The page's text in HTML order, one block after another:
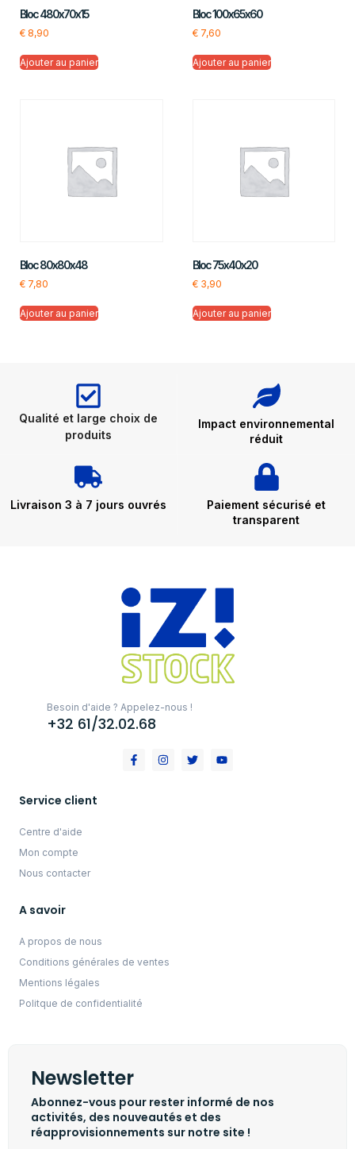
Bloc 480x70x15
€ 8,90
Ajouter au panier
Bloc 100x65x60
€7,60
Ajouter au panier
Bloc 80x80x48
€ 7,80
Ajouter au panier
Bloc 75x40x20
€3,90
Ajouter au panier
Qualité et large choix de
produits
Impact environnemental
réduit
Livraison 3 à 7 jours ouvrés
Paiement sécurisé et
transparent
Besoin d'aide ? Appelez-nous !
+32 61/32.02.68
Service client
Centre d'aide
Mon compte
Nous contacter
A savoir
A propos de nous
Conditions générales de ventes
Mentions légales
Politque de confidentialité
Newsletter
Abonnez-vous pour rester informé de nos
activités, des nouveautés et des
réapprovisionnements sur notre site !